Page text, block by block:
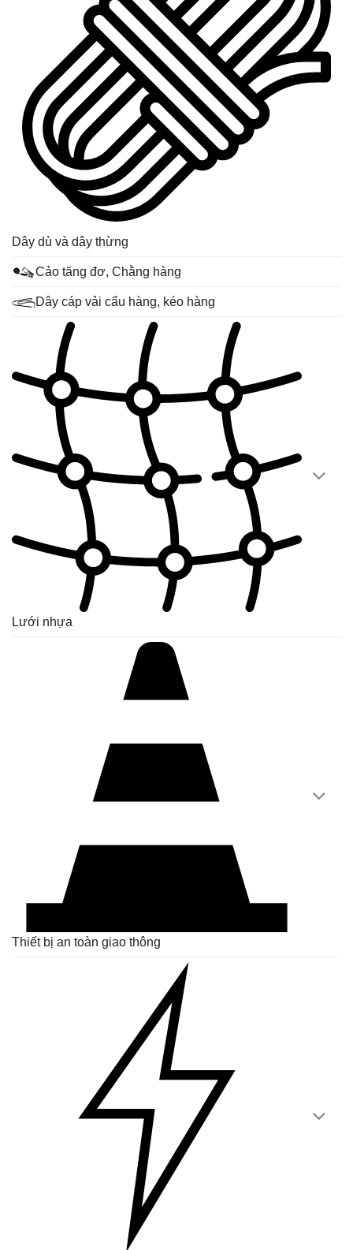
Dây dù và dây thừng
Cảo tăng đơ, Chằng hàng
Dây cáp vải cẩu hàng, kéo hàng
Lưới nhựa
Thiết bị an toàn giao thông